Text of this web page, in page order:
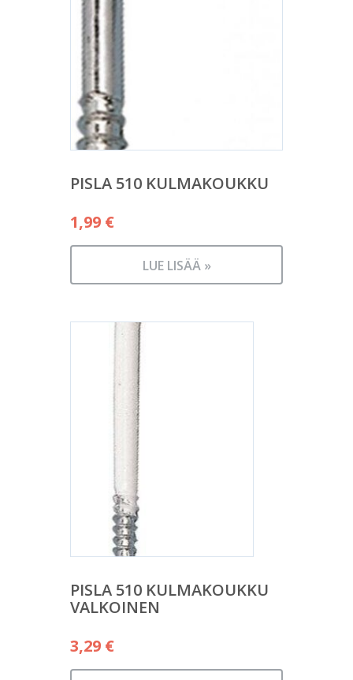
PISLA 510 KULMAKOUKKU
1,99 €
LUE LISÄÄ »
PISLA 510 KULMAKOUKKU
VALKOINEN
3,29 €